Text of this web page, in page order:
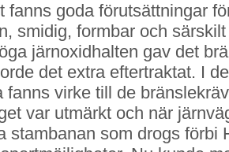
fanns goda förutsättningar
smidig, formbar och
järnoxidhalten gav det
det extra eftertraktat. I
fanns virke till de
var utmärkt och när
stambanan som drogs förbi